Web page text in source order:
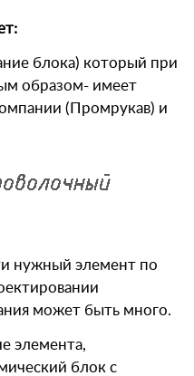
блока) который при
образом- имеет
(Промрукав) и
нужный элемент по
может быть много.
элемента,
блок с